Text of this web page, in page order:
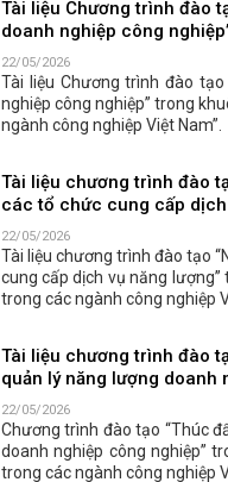
Tài liệu Chương trình đào
doanh nghiệp công
22/05/2026
Tài liệu Chương trình đào
nghiệp công nghiệp” trong
ngành công nghiệp Việt Nam”.
Tài liệu chương trình đào
các tổ chức cung cấp dịch
22/05/2026
Tài liệu chương trình đào tạo
cung cấp dịch vụ năng
trong các ngành công nghiệp
Tài liệu chương trình đào
quản lý năng lượng doanh
22/05/2026
Chương trình đào tạo “Thúc
doanh nghiệp công nghiệp”
trong các ngành công nghiệp